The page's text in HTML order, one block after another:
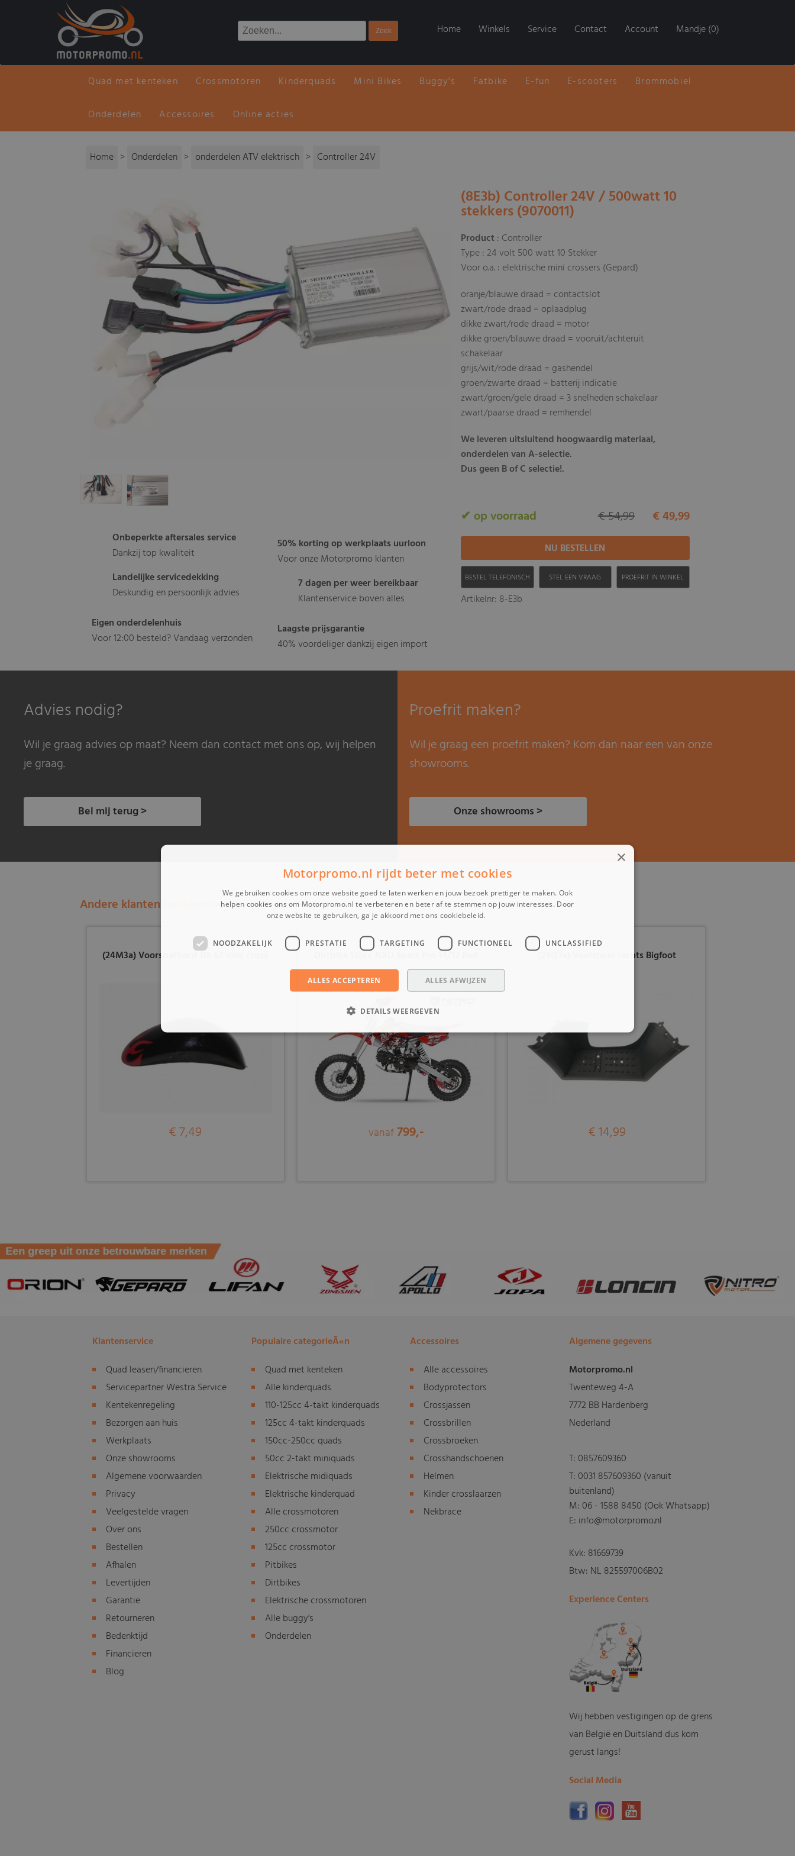
Home Winkels Service Contact Account Mandje (0)
Quad met kenteken Crossmotoren Kinderquads Mini Bikes Buggy's Fatbike E-fun E-scooters Brommobiel
Onderdelen Accessoires Online acties
Home > Onderdelen > onderdelen ATV elektrisch > Controller 24V
Onbeperkte aftersales service
Dankzij top kwaliteit
Landelijke servicedekking
Deskundig en persoonlijk advies
Eigen onderdelenhuis
Voor 12:00 besteld? Vandaag verzonden
50% korting op werkplaats uurloon
Voor onze Motorpromo klanten
7 dagen per weer bereikbaar
Klantenservice boven alles
Laagste prijsgarantie
40% voordeliger dankzij eigen import
(8E3b) Controller 24V / 500watt 10
stekkers (9070011)
Product: Controller
Type : 24 volt 500 watt 10 Stekker
Voor o.a. : elektrische mini crossers (Gepard)
oranje/blauwe draad = contactslot
zwart/rode draad = oplaadplug
dikke zwart/rode draad = motor
dikke groen/blauwe draad = vooruit/achteruit
schakelaar
grijs/wit/rode draad = gashendel
groen/zwarte draad = batterij indicatie
zwart/groen/gele draad = 3 snelheden schakelaar
zwart/paarse draad = remhendel
We leveren uitsluitend hoogwaardig materiaal,
onderdelen van A-selectie.
Dus geen B of C selectie!.
✔ op voorraad € 49,99
€ 54,99
BESTEL TELEFONISCH STEL EEN VRAAG PROEFRIT IN WINKEL
Artikelnr: 8-E3b
Advies nodig?
Wil je graag advies op maat? Neem dan contact met ons op, wij helpen
je graag.
Bel mij terug >
Proefrit maken?
Wil je graag een proefrit maken? Kom dan naar een van onze
showrooms.
Onze showrooms >
Andere klanten bekeken ook:
(24M3a) Voorspatbord DS 67 mini cross
€ 7,49
Dirtbike 125cc NXD Sport Pro 14/12 Red
vanaf799,-
(24Q3a) Voetsteun rechts Bigfoot
€ 14,99
Klantenservice
Quad leasen/financieren
Servicepartner Westra Service
Kentekenregeling
Bezorgen aan huis
Werkplaats
Onze showrooms
Algemene voorwaarden
Privacy
Veelgestelde vragen
Over ons
Bestellen
Afhalen
Levertijden
Garantie
Retourneren
Bedenktijd
Financieren
Blog
Populaire categorieÃ«n
Quad met kenteken
Alle kinderquads
110-125cc 4-takt kinderquads
125cc 4-takt kinderquads
150cc-250cc quads
50cc 2-takt miniquads
Elektrische midiquads
Elektrische kinderquad
Alle crossmotoren
250cc crossmotor
125cc crossmotor
Pitbikes
Dirtbikes
Elektrische crossmotoren
Alle buggy's
Onderdelen
Accessoires
Alle accessoires
Bodyprotectors
Crossjassen
Crossbrillen
Crossbroeken
Crosshandschoenen
Helmen
Kinder crosslaarzen
Nekbrace
Algemene gegevens
Motorpromo.nl
Twenteweg 4-A
7772 BB Hardenberg
Nederland
T:0857609360
T:0031 857609360 (vanuit
buitenland)
M:06 - 1588 8450 (Ook Whatsapp)
E: info@motorpromo.nl
Kvk: 81669739
Btw: NL 825597006B02
Experience Centers
Wij hebben vestigingen op de grens
van België en Duitsland dus kom
gerust langs!
Social Media
×
Motorpromo.nl rijdt beter met cookies
We gebruiken cookies om onze website goed te laten werken en jouw bezoek prettiger te maken. Ook
helpen cookies ons om Motorpromo.nl te verbeteren en beter af te stemmen op jouw interesses. Door
onze website te gebruiken, ga je akkoord met ons cookiebeleid.
NOODZAKELIJK PRESTATIE TARGETING FUNCTIONEEL UNCLASSIFIED
ALLES ACCEPTEREN ALLES AFWIJZEN
DETAILS WEERGEVEN